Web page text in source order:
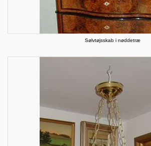
Sølvtøjsskab i nøddetræ